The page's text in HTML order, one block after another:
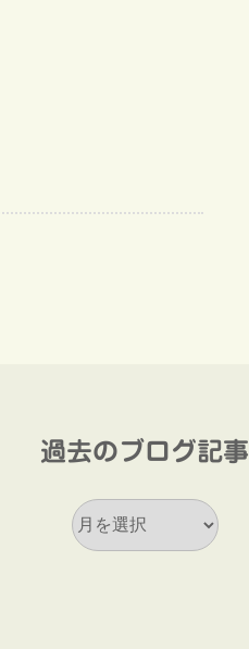
過去のブログ記事